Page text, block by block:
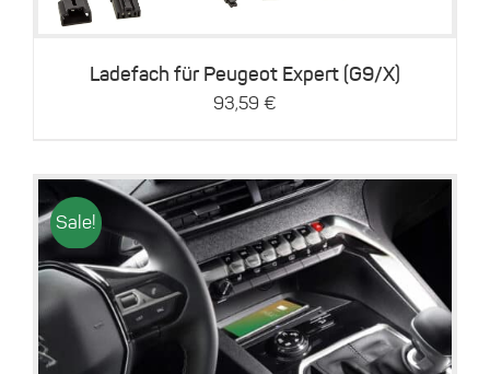
Ladefach für Peugeot Expert (G9/X)
93,59 €
Sale!
Details